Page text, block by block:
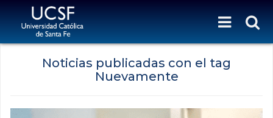
Noticias publicadas con el tag
Nuevamente